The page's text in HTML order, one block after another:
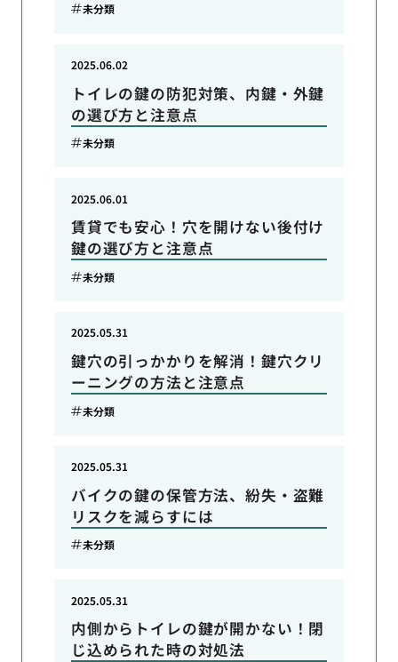
未分類
トイレの鍵の防犯対策、内鍵・外鍵
の選び方と注意点
2025.06.02
未分類
賃貸でも安心！穴を開けない後付け
鍵の選び方と注意点
2025.06.01
未分類
鍵穴の引っかかりを解消！鍵穴クリ
ーニングの方法と注意点
2025.05.31
未分類
バイクの鍵の保管方法、紛失・盗難
リスクを減らすには
2025.05.31
未分類
内側からトイレの鍵が開かない！閉
じ込められた時の対処法
2025.05.31